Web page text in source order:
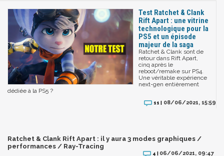
Test Ratchet & Clank
Rift Apart : une vitrine
technologique pour la
PS5 et un épisode
majeur de la saga
Ratchet & Clank sont de
retour dans Rift Apart,
cinq après le
reboot/remake sur PS4.
Une véritable expérience
next-gen entièrement
dédiée à la PS5 ?
11 | 08/06/2021, 15:59
Ratchet & Clank Rift Apart : il y aura 3 modes graphiques /
performances / Ray-Tracing
4 | 06/06/2021, 09:47